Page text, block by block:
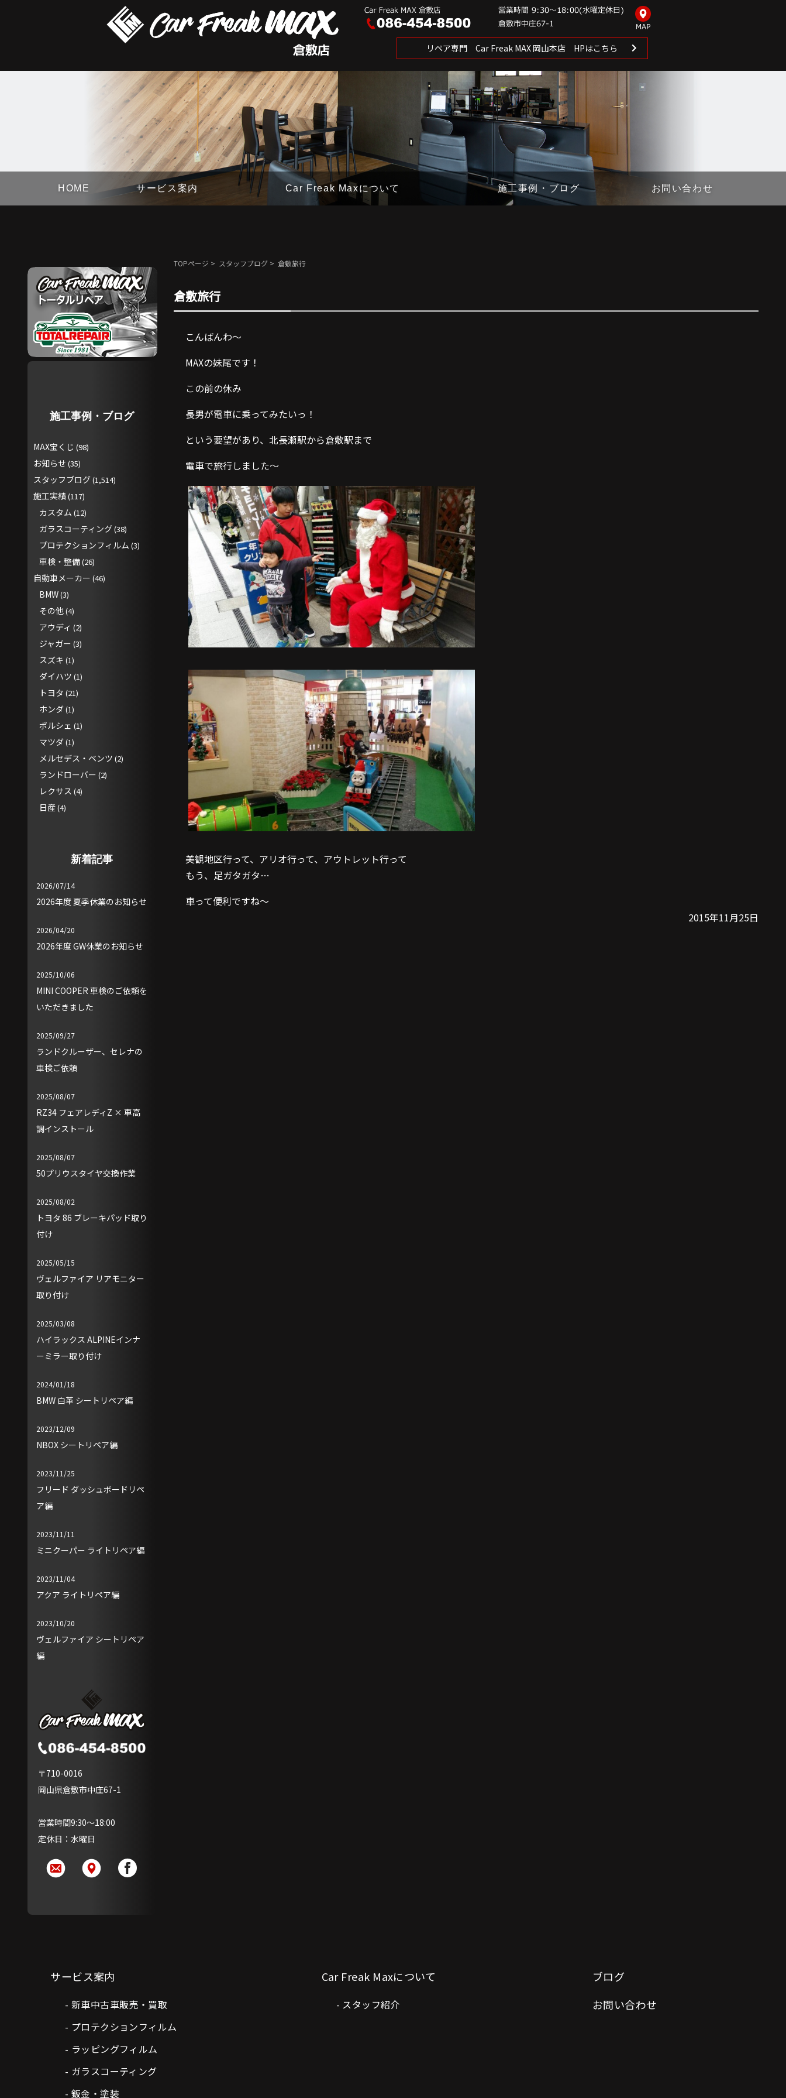
リペア専門 Car Freak MAX 岡山本店 HPはこちら
HOME サービス案内 Car Freak Maxについて 施工事例・ブログ お問い合わせ
TOPページ > スタッフブログ > 倉敷旅行
倉敷旅行
こんばんわ〜
MAXの妹尾です！
この前の休み
長男が電車に乗ってみたいっ！
という要望があり、北長瀬駅から倉敷駅まで
電車で旅行しました〜
美観地区行って、アリオ行って、アウトレット行って
もう、足ガタガタ…
車って便利ですね〜
2015年11月25日
施工事例・ブログ
MAX宝くじ (98)
お知らせ (35)
スタッフブログ(1,514)
施工実績(117)
カスタム (12)
ガラスコーティング(38)
プロテクションフィルム (3)
車検・整備(26)
自動車メーカー (46)
BMW(3)
その他(4)
アウディ (2)
ジャガー (3)
スズキ (1)
ダイハツ (1)
トヨタ (21)
ホンダ (1)
ポルシェ (1)
マツダ (1)
メルセデス・ベンツ (2)
ランドローバー (2)
レクサス (4)
日産(4)
新着記事
2026/07/14
2026年度 夏季休業のお知らせ
2026/04/20
2026年度 GW休業のお知らせ
2025/10/06
MINI COOPER 車検のご依頼を
いただきました
2025/09/27
ランドクルーザー、セレナの
車検ご依頼
2025/08/07
RZ34 フェアレディZ × 車高
調インストール
2025/08/07
50プリウスタイヤ交換作業
2025/08/02
トヨタ 86 ブレーキパッド取り
付け
2025/05/15
ヴェルファイア リアモニター
取り付け
2025/03/08
ハイラックス ALPINEインナ
ーミラー取り付け
2024/01/18
BMW 白革 シートリペア編
2023/12/09
NBOX シートリペア編
2023/11/25
フリード ダッシュボードリペ
ア編
2023/11/11
ミニクーパー ライトリペア編
2023/11/04
アクア ライトリペア編
2023/10/20
ヴェルファイア シートリペア
編
〒710-0016
岡山県倉敷市中庄67-1
営業時間9:30～18:00
定休日：水曜日
サービス案内
新車中古車販売・買取
プロテクションフィルム
ラッピングフィルム
ガラスコーティング
鈑金・塗装
Car Freak Maxについて
スタッフ紹介
ブログ
お問い合わせ